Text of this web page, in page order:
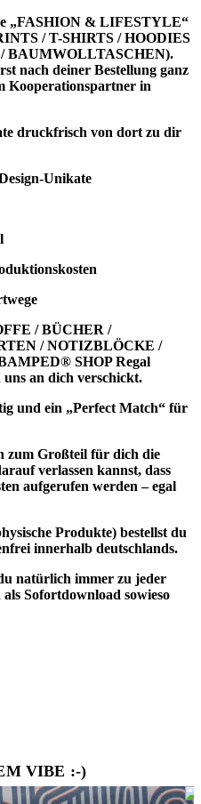
„FASHION & LIFESTYLE“
/ T-SHIRTS / HOODIES
BAUMWOLLTASCHEN).
nach deiner Bestellung ganz
Kooperationspartner in
druckfrisch von dort zu dir
Unikate
/ BÜCHER /
/ NOTIZBLÖCKE /
SHOP Regal
an dich verschickt.
und ein „Perfect Match“ für
zum Großteil für dich die
verlassen kannst, dass
aufgerufen werden – egal
Produkte) bestellst du
innerhalb deutschlands.
natürlich immer zu jeder
als Sofortdownload sowieso
VIBE :-)